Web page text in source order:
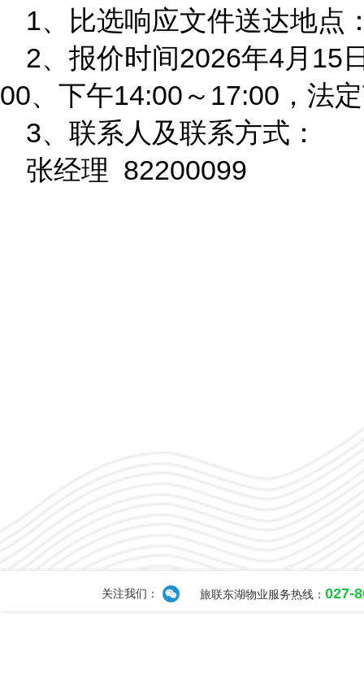
1、比选响应文件送达地点
2、报价时间2026年4月15
00、下午14:00～17:00，法
3、联系人及联系方式：
张经理 82200099
关注我们： 旅联东湖物业服务热线： 027-